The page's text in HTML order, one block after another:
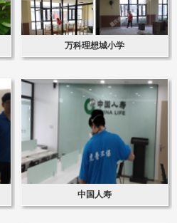
万科理想城小学
中国人寿